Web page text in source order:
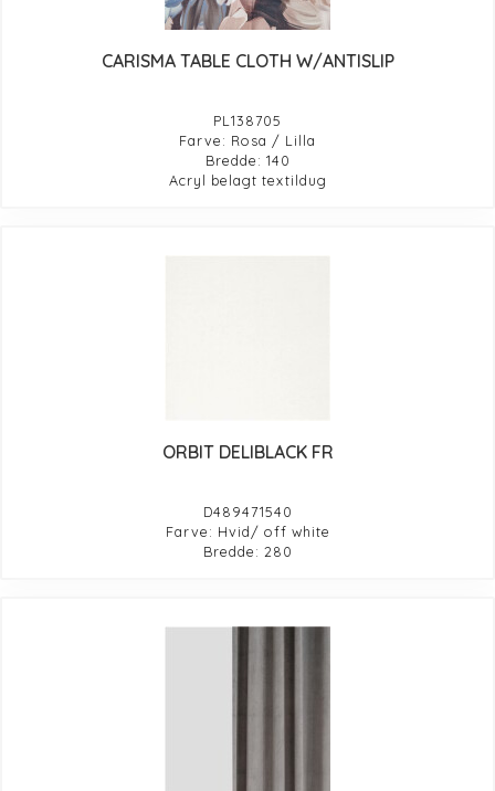
CARISMA TABLE CLOTH W/ANTISLIP
PL138705
Farve: Rosa / Lilla
Bredde: 140
Acryl belagt textildug
ORBIT DELIBLACK FR
D489471540
Farve: Hvid/ off white
Bredde: 280